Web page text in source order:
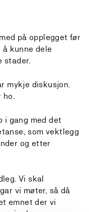
på opplegget før
kunne dele
stader.
mykje diskusjon.
i gang med det
som vektlegg
og etter
Vi skal
vi møter, så då
emnet der vi